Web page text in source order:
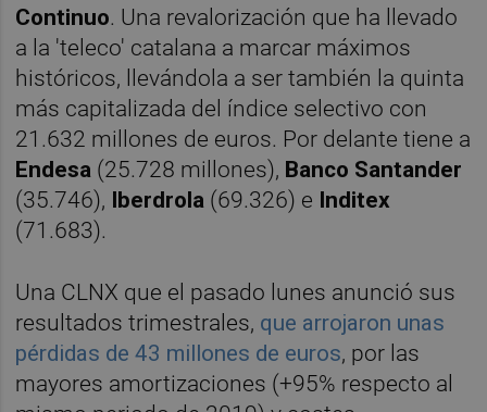
Continuo. Una revalorización que ha llevado
a la 'teleco' catalana a marcar máximos
históricos, llevándola a ser también la quinta
más capitalizada del índice selectivo con
21.632 millones de euros. Por delante tiene a
Endesa (25.728 millones), Banco Santander
(35.746), Iberdrola (69.326) e Inditex
(71.683).
Una CLNX que el pasado lunes anunció sus
resultados trimestrales, que arrojaron unas
pérdidas de 43 millones de euros, por las
mayores amortizaciones (+95% respecto al